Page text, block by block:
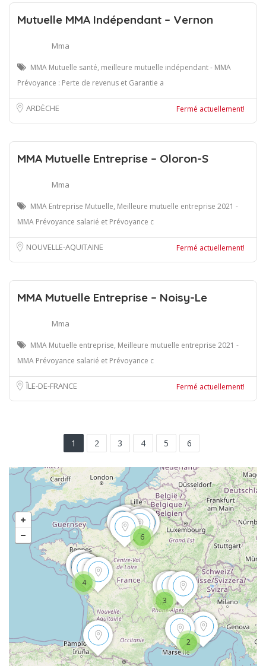
Mutuelle MMA Indépendant – Vernon
Mma
MMA Mutuelle santé, meilleure mutuelle indépendant - MMA
Prévoyance : Perte de revenus et Garantie a
ARDÈCHE Fermé actuellement!
MMA Mutuelle Entreprise – Oloron-S
Mma
MMA Entreprise Mutuelle, Meilleure mutuelle entreprise 2021 -
MMA Prévoyance salarié et Prévoyance c
NOUVELLE-AQUITAINE Fermé actuellement!
MMA Mutuelle Entreprise – Noisy-Le
Mma
MMA Mutuelle entreprise, Meilleure mutuelle entreprise 2021 -
MMA Prévoyance salarié et Prévoyance c
ÎLE-DE-FRANCE Fermé actuellement!
1 2 3 4 5 6
2
3
4
6